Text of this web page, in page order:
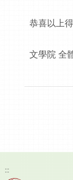
恭喜以上
文學院 全
:::